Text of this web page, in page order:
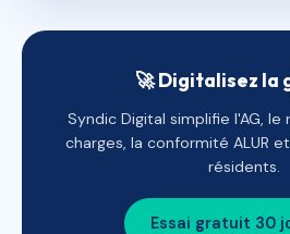
🚀 Digitalisez la
Syndic Digital simplifie l'AG,
charges, la conformité ALUR
résidents.
Essai gratuit 30